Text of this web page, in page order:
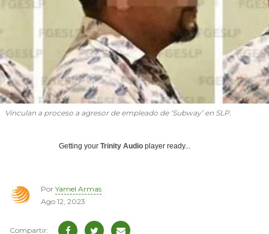
Vinculan a proceso a agresor de empleado de ‘Subway’ en SLP.
Getting your Trinity Audio player ready...
Por Yamel Armas
Ago 12, 2023